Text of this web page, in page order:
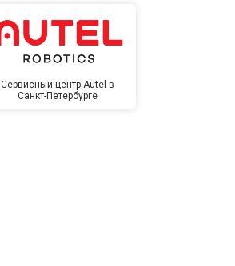
Сервисный центр Autel в
Санкт-Петербурге